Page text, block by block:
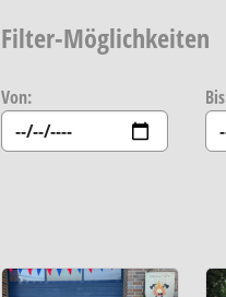
Filter-Möglichkeiten
Von: